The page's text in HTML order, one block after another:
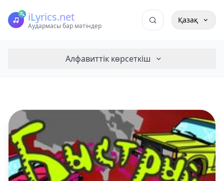
iLyrics.net
Аудармасы бар мәтіндер
Қазақ
Алфавиттік көрсеткіш